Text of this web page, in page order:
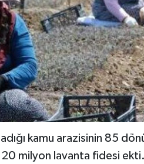
kamu arazisinin 85
milyon lavanta fidesi ekti.